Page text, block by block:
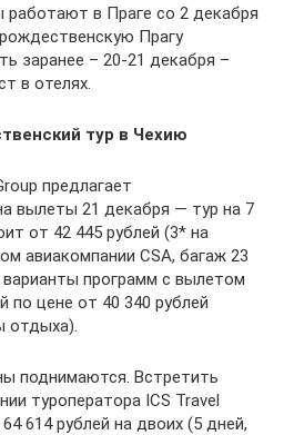
в Праге со 2 декабря
Прагу
заранее – 20-21 декабря –
в отелях.
тур в Чехию
предлагает
вылеты 21 декабря — тур на 7
от 42 445 рублей (3* на
авиакомпании CSA, багаж 23
программ с вылетом
по цене от 40 340 рублей
отдыха).
поднимаются. Встретить
туроператора ICS Travel
614 рублей на двоих (5 дней,